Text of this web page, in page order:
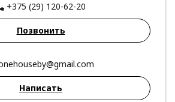
+375 (29) 120-62-20
Позвонить
Написать